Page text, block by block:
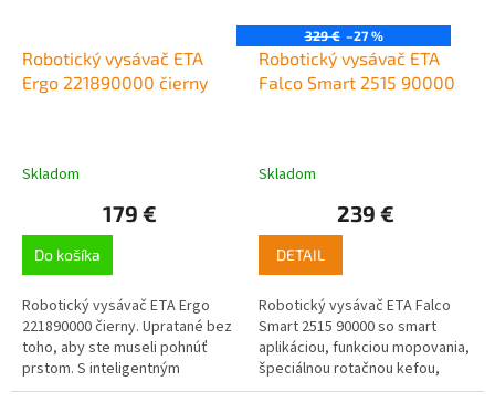
Robotický vysávač ETA
Ergo 221890000 čierny
Skladom
179 €
Do košíka
Robotický vysávač ETA Ergo
221890000 čierny. Upratané bez
toho, aby ste museli pohnúť
prstom. S inteligentným
robotickým vysávačom ETA
329 € –27 %
Robotický vysávač ETA
Falco Smart 2515 90000
Skladom
239 €
DETAIL
Robotický vysávač ETA Falco
Smart 2515 90000 so smart
aplikáciou, funkciou mopovania,
špeciálnou rotačnou kefou,
pokročilou gyroskopickou